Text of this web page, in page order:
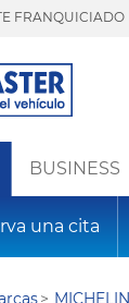
FRANQUICIADO
BUSINESS
una cita
MICHELIN